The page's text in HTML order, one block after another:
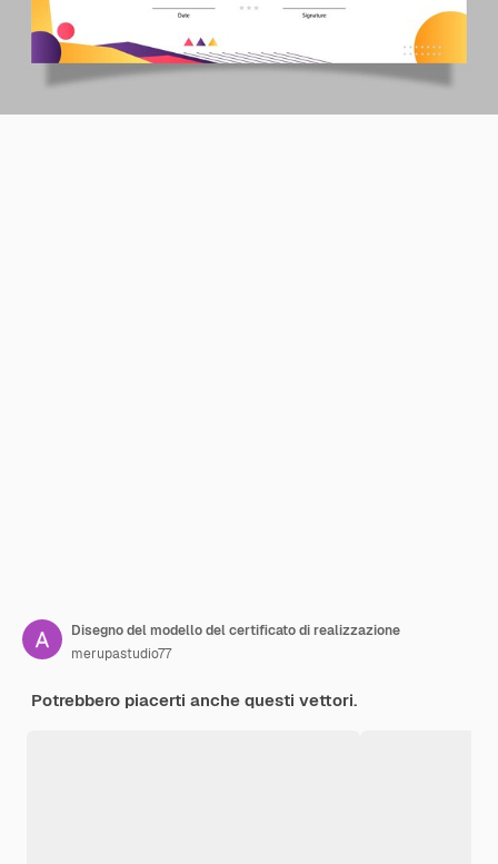
Disegno del modello del certificato di realizzazione
merupastudio77
Potrebbero piacerti anche questi vettori.